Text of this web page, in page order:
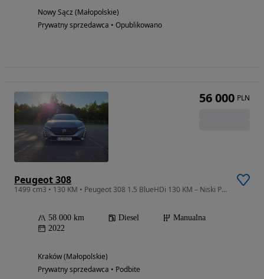
Nowy Sącz (Małopolskie)
Prywatny sprzedawca • Opublikowano
Peugeot 308
1499 cm3 • 130 KM • Peugeot 308 1.5 BlueHDi 130 KM – Niski Przebieg
58 000 km Diesel
Manualna
2022
Kraków (Małopolskie)
Prywatny sprzedawca • Podbite
56 000 PLN